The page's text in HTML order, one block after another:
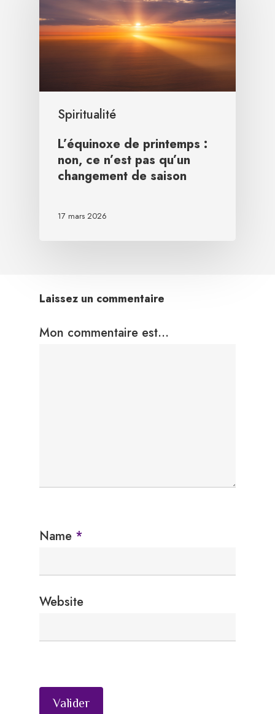
Spiritualité
L’équinoxe de printemps :
non, ce n’est pas qu’un
changement de saison
17 mars 2026
Laissez un commentaire
Mon commentaire est...
Name *
Website